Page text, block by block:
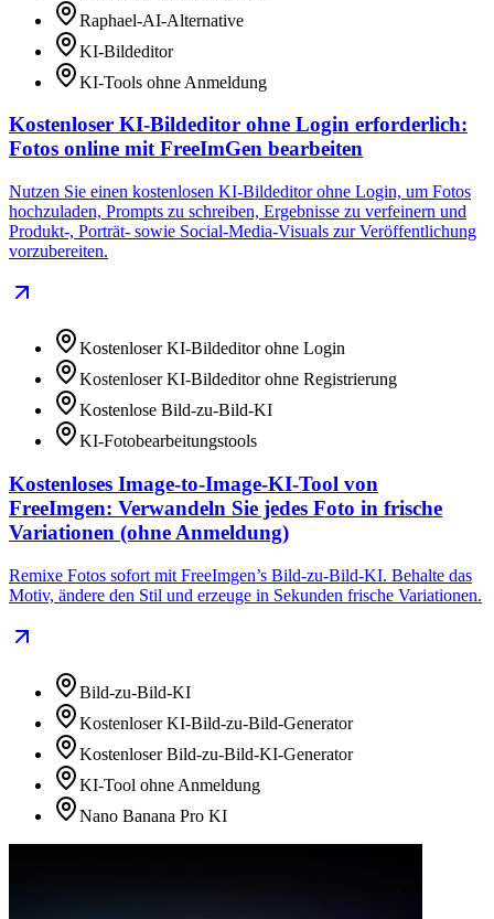
Raphael-AI-Alternative
KI-Bildeditor
KI-Tools ohne Anmeldung
Kostenloser KI-Bildeditor ohne Login erforderlich:
Fotos online mit FreeImGen bearbeiten
Nutzen Sie einen kostenlosen KI-Bildeditor ohne Login, um Fotos
hochzuladen, Prompts zu schreiben, Ergebnisse zu verfeinern und
Produkt-, Porträt- sowie Social-Media-Visuals zur Veröffentlichung
vorzubereiten.
Kostenloser KI-Bildeditor ohne Login
Kostenloser KI-Bildeditor ohne Registrierung
Kostenlose Bild-zu-Bild-KI
KI-Fotobearbeitungstools
Kostenloses Image-to-Image‑KI-Tool von
FreeImgen: Verwandeln Sie jedes Foto in frische
Variationen (ohne Anmeldung)
Remixe Fotos sofort mit FreeImgen’s Bild-zu-Bild-KI. Behalte das
Motiv, ändere den Stil und erzeuge in Sekunden frische Variationen.
Bild-zu-Bild-KI
Kostenloser KI-Bild-zu-Bild-Generator
Kostenloser Bild-zu-Bild-KI-Generator
KI-Tool ohne Anmeldung
Nano Banana Pro KI